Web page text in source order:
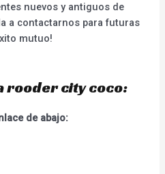
nuevos y antiguos de
a contactarnos para futuras
mutuo!
rooder city coco:
de abajo: